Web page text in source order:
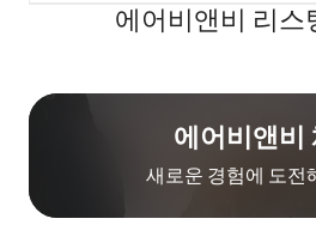
에어비앤비 리스
에어비앤비
새로운 경험에 도전